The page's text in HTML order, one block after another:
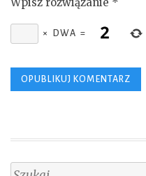
× DWA =
Szukaj: